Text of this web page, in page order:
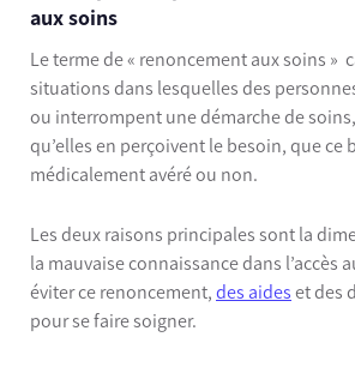
aux soins
Le terme de « renoncement aux soins »
situations dans lesquelles des
ou interrompent une démarche de
qu’elles en perçoivent le besoin, que ce
médicalement avéré ou non.
Les deux raisons principales sont la
la mauvaise connaissance dans l’accès
éviter ce renoncement, des aides et des
pour se faire soigner.